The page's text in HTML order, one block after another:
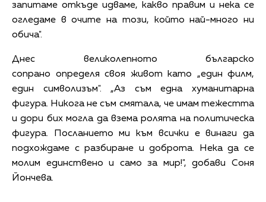
запитаме откъде идваме, какво правим и нека се
огледаме в очите на този, който най-много ни
обича".
Днес великолепното българско
сопрано определя своя живот като „един филм,
един символизъм". „Аз съм една хуманитарна
фигура. Никога не съм смятала, че имам тежестта
и дори бих могла да взема ролята на политическа
фигура. Посланието ми към всички е винаги да
подхождаме с разбиране и доброта. Нека да се
молим единствено и само за мир!", добави Соня
Йончева.